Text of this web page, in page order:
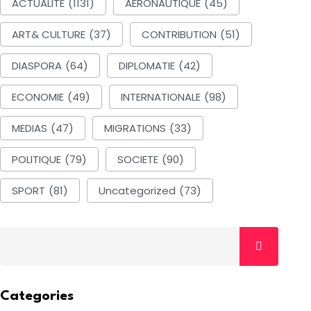
ACTUALITE (1131) AERONAUTIQUE (45)
ART& CULTURE (37) CONTRIBUTION (51)
DIASPORA (64) DIPLOMATIE (42)
ECONOMIE (49) INTERNATIONALE (98)
MEDIAS (47) MIGRATIONS (33)
POLITIQUE (79) SOCIETE (90)
SPORT (81) Uncategorized (73)
Categories